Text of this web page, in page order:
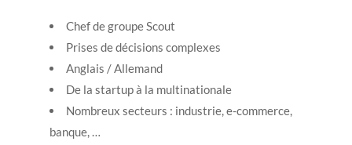
Chef de groupe Scout
Prises de décisions complexes
Anglais / Allemand
De la startup à la multinationale
Nombreux secteurs : industrie, e-commerce,
banque, …